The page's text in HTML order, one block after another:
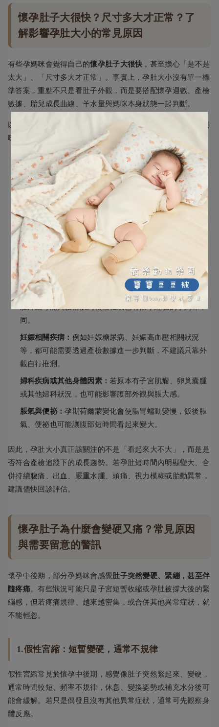
懷孕肚子大很快？尺寸多大才正常？了
解影響孕肚大小的常見原因
有些孕媽咪會覺得自己的懷孕肚子大很快 ，甚至擔心「是不是
太大」、「尺寸多大才正常」。事實上，孕肚大小沒有單一標
準答案，重點不只是看肚子外觀，而是要搭配懷孕週數、產檢
數據、胎兒成長曲線、羊水量與媽咪本身狀態一起判斷。
以下整理幾個可能影響孕肚大小與變大速度的原因，幫助孕媽
咪先建立正確認知：
羊水量：羊水偏多時，腹部可能看起來較大、撐脹感較明
顯；羊水偏少時，外觀可能相對不明顯，需由產檢追蹤確
認。
胎兒大小：胎兒體重、身長與成長速度不同，也會影響孕
肚外觀。若胎兒較大，孕肚可能較早出現明顯隆起。
胎兒數目：雙胞胎或多胞胎會讓子宮擴張速度較快，孕肚
通常也會比單胞胎更明顯。
胎位與子宮位置：
胎兒姿勢、胎位變化，以及子宮前傾或
後傾，都可能讓肚子看起來更突出或比較不明顯。
孕媽咪原本身形：
腹部肌肉較緊實、孕前體型較纖細，孕
肚外觀可能與腹部肌肉較鬆弛或已有懷孕經驗的孕媽咪不
同。
妊娠相關疾病： 例如妊娠糖尿病、妊娠高血壓相關狀況
等，都可能需要透過產檢數據進一步判斷，不建議只靠外
觀自行推測。
婦科疾病或其他身體因素： 若原本有子宮肌瘤、卵巢囊腫
或其他婦科狀況，也可能影響腹部外觀與脹大感。
脹氣與便祕：孕期荷爾蒙變化會使腸胃蠕動變慢，飯後脹
氣、便祕也可能讓腹部短時間看起來變大。
因此，孕肚大小真正該關注的不是「看起來大不大」，而是是
否符合產檢追蹤下的成長趨勢。若孕肚短時間內明顯變大、合
併持續腹痛、出血、嚴重水腫、頭痛、視力模糊或胎動異常，
建議儘快回診評估。
懷孕肚子為什麼會變硬又痛？常見原因
與需要留意的警訊
懷孕中後期，部分孕媽咪會感覺肚子突然變硬、緊繃，甚至伴
隨疼痛。有些狀況可能只是子宮短暫收縮或孕肚被撐大後的緊
繃感，但若疼痛規律、越來越密集，或合併其他異常症狀，就
不能輕忽。
1.假性宮縮：短暫變硬，通常不規律
假性宮縮常見於懷孕中後期，感覺像肚子突然緊起來、變硬，
通常時間較短、頻率不規律，休息、變換姿勢或補充水分後可
能會緩解。若只是偶發且沒有其他異常症狀，通常可先觀察身
體反應。